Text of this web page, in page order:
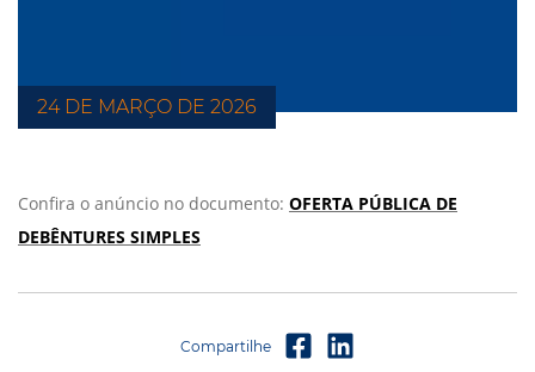
24 DE MARÇO DE 2026
Confira o anúncio no documento: OFERTA PÚBLICA DE
DEBÊNTURES SIMPLES